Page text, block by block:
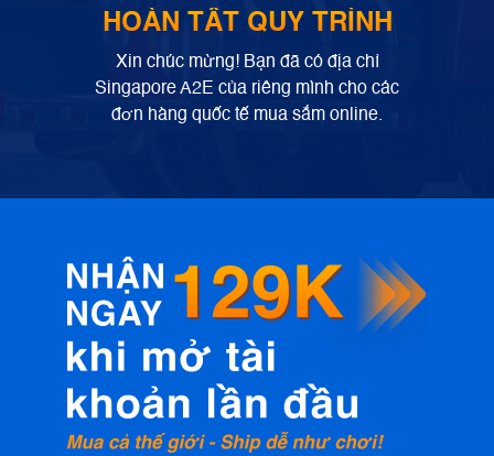
HOÀN TẤT QUY TRÌNH
Xin chúc mừng! Bạn đã có địa chỉ
Singapore A2E của riêng mình cho các
đơn hàng quốc tế mua sắm online.